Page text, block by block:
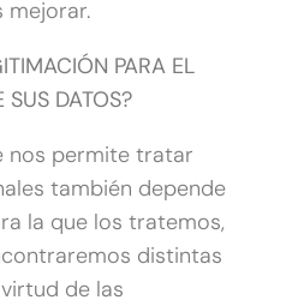
mejorar.
PARA EL
SUS DATOS?
nos permite tratar
también depende
la que los tratemos,
distintas
de las